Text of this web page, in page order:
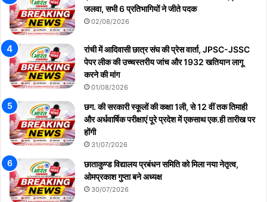
जलवा, सभी 6 प्रतिभागियों ने जीते पदक
02/08/2026
रांची में आदिवासी छात्र संघ की प्रेस वार्ता, JPSC-JSSC
पेपर लीक की उच्चस्तरीय जांच और 1932 खतियान लागू
करने की मांग
01/08/2026
छग. की सरकारी स्कूलों की कक्षा 1ली, से 12 वीं तक तिमाही
और अर्धवार्षिक परीक्षाएं पूरे प्रदेश में एकसाथ एक.ही तारीख पर
होंगी
31/07/2026
छाताकुण्ड विद्यालय प्रबंधन समिति को मिला नया नेतृत्व,
ओमप्रकाश गुप्ता बने अध्यक्ष
30/07/2026